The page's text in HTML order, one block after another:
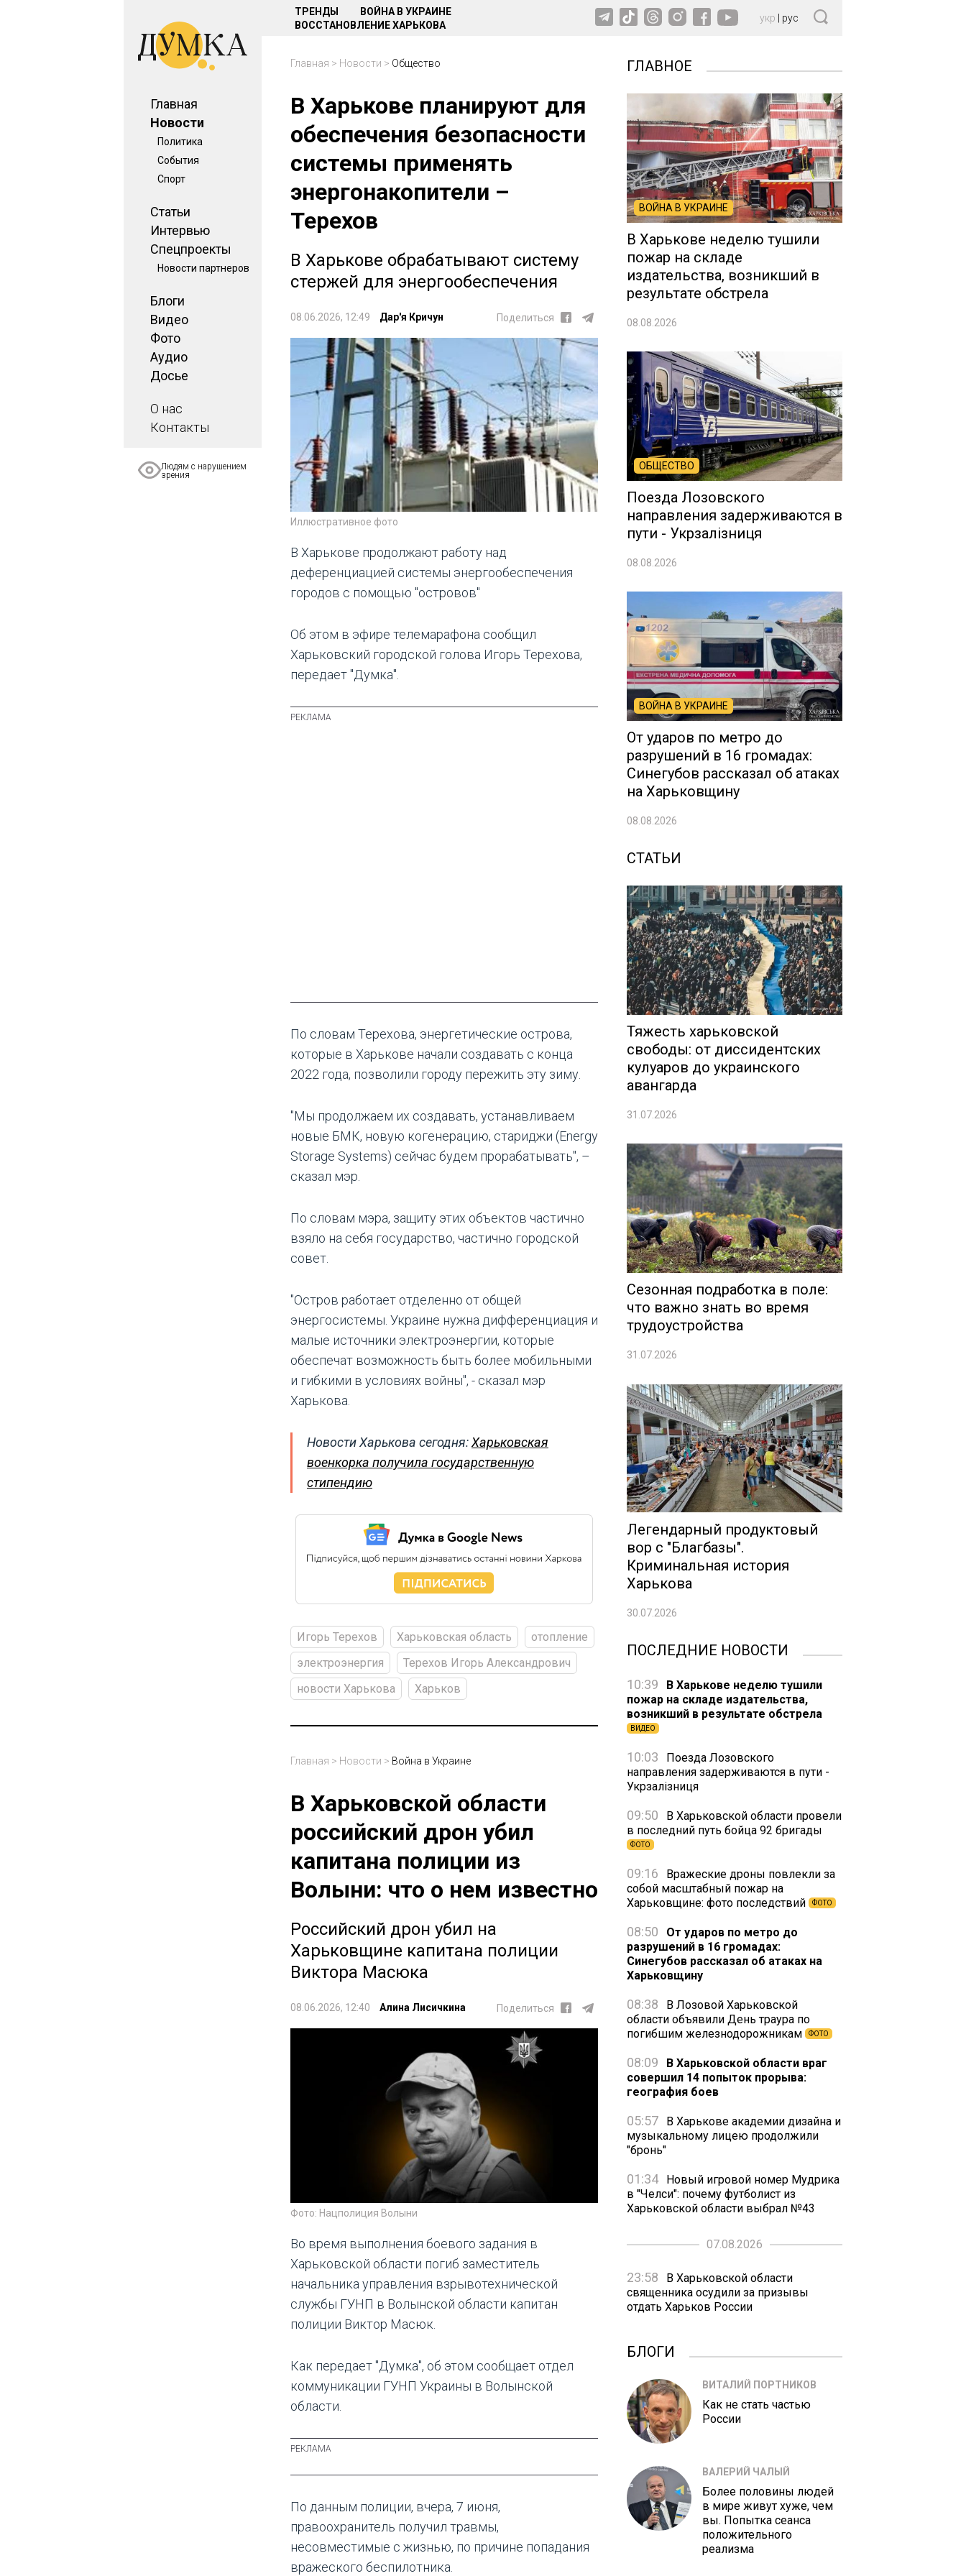
Главная
Новости
Политика
События
Спорт
Статьи
Интервью
Спецпроекты
Новости партнеров
Блоги
Видео
Фото
Аудио
Досье
О нас
Контакты
Людям с нарушением
зрения
ТРЕНДЫ
ВОЙНА В УКРАИНЕ
ВОССТАНОВЛЕНИЕ ХАРЬКОВА
укр рус
Главная > Новости > Общество
В Харькове планируют для
обеспечения безопасности
системы применять
энергонакопители –
Терехов
В Харькове обрабатывают систему
стержей для энергообеспечения
08.06.2026, 12:49 Дар'я Кричун Поделиться
Иллюстративное фото
В Харькове продолжают работу над
деференциацией системы энергообеспечения
городов с помощью "островов"
Об этом в эфире телемарафона сообщил
Харьковский городской голова Игорь Терехова,
передает "Думка".
По словам Терехова, энергетические острова,
которые в Харькове начали создавать с конца
2022 года, позволили городу пережить эту зиму.
"Мы продолжаем их создавать, устанавливаем
новые БМК, новую когенерацию, стариджи (Energy
Storage Systems) сейчас будем прорабатывать", –
сказал мэр.
По словам мэра, защиту этих объектов частично
взяло на себя государство, частично городской
совет.
"Остров работает отделенно от общей
энергосистемы. Украине нужна дифференциация и
малые источники электроэнергии, которые
обеспечат возможность быть более мобильными
и гибкими в условиях войны", - сказал мэр
Харькова.
Новости Харькова сегодня:Харьковская
военкорка получила государственную
стипендию
Игорь Терехов Харьковская область
отопление
электроэнергия
Терехов Игорь Александрович
новости Харькова
Харьков
Главная > Новости > Война в Украине
В Харьковской области
российский дрон убил
капитана полиции из
Волыни: что о нем известно
Российский дрон убил на
Харьковщине капитана полиции
Виктора Масюка
08.06.2026, 12:40 Алина Лисичкина Поделиться
Фото: Нацполиция Волыни
Во время выполнения боевого задания в
Харьковской области погиб заместитель
начальника управления взрывотехнической
службы ГУНП в Волынской области капитан
полиции Виктор Масюк.
Как передает "Думка", об этом сообщает отдел
коммуникации ГУНП Украины в Волынской
области.
По данным полиции, вчера, 7 июня,
правоохранитель получил травмы,
несовместимые с жизнью, по причине попадания
вражеского беспилотника.
ГЛАВНОЕ
ВОЙНА В УКРАИНЕ
В Харькове неделю тушили
пожар на складе
издательства, возникший в
результате обстрела
08.08.2026
ОБЩЕСТВО
Поезда Лозовского
направления задерживаются в
пути - Укрзалізниця
08.08.2026
ВОЙНА В УКРАИНЕ
От ударов по метро до
разрушений в 16 громадах:
Синегубов рассказал об атаках
на Харьковщину
08.08.2026
СТАТЬИ
Тяжесть харьковской
свободы: от диссидентских
кулуаров до украинского
авангарда
31.07.2026
Сезонная подработка в поле:
что важно знать во время
трудоустройства
31.07.2026
Легендарный продуктовый
вор с "Благбазы".
Криминальная история
Харькова
30.07.2026
ПОСЛЕДНИЕ НОВОСТИ
10:39
В Харькове неделю тушили
пожар на складе издательства,
возникший в результате обстрела
ВИДЕО
10:03
Поезда Лозовского
направления задерживаются в пути -
Укрзалізниця
09:50
В Харьковской области провели
в последний путь бойца 92 бригады
ФОТО
09:16
Вражеские дроны повлекли за
собой масштабный пожар на
Харьковщине: фото последствий
ФОТО
08:50
От ударов по метро до
разрушений в 16 громадах:
Синегубов рассказал об атаках на
Харьковщину
08:38
В Лозовой Харьковской
области объявили День траура по
погибшим железнодорожникам
ФОТО
08:09
В Харьковской области враг
совершил 14 попыток прорыва:
география боев
05:57
В Харькове академии дизайна и
музыкальному лицею продолжили
"бронь"
01:34
Новый игровой номер Мудрика
в "Челси": почему футболист из
Харьковской области выбрал №43
07.08.2026
23:58
В Харьковской области
священника осудили за призывы
отдать Харьков России
БЛОГИ
ВИТАЛИЙ ПОРТНИКОВ
Как не стать частью
России
ВАЛЕРИЙ ЧАЛЫЙ
Более половины людей
в мире живут хуже, чем
вы. Попытка сеанса
положительного
реализма